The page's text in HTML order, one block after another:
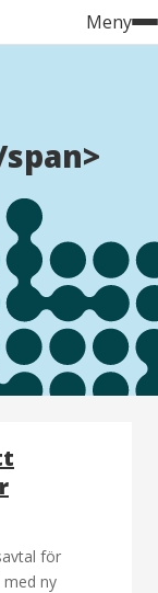
Meny
för
ny